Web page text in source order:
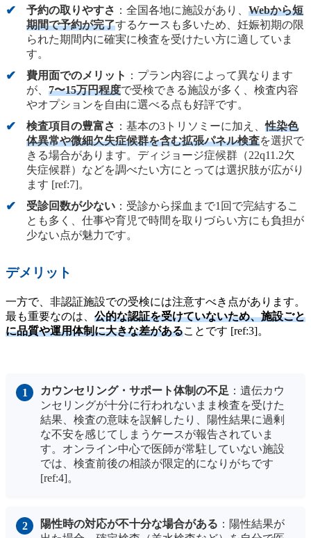
予約の取りやすさ ：全国各地に施設があり、 Webから短
期間で予約が完了するケースも多いため、妊娠初期の限
られた期間内に確実に検査を受けたい方に適していま
す。
費用面でのメリット ：プラン内容によって異なります
が、 7〜15万円程度で受検できる施設が多く、検査内容
やオプションを自由に選べる点も好評です。
検査項目の豊富さ ：基本の3トリソミーに加え、性染色
体異常や微細欠失症候群を含む拡張パネル検査を選択で
きる場合があります。ディジョージ症候群（22q11.2欠
失症候群）などを調べたい方にとっては選択肢が広がり
ます [ref:7]。
受診回数が少ない ：受診から採血まで1回で完結するこ
とも多く、仕事や育児で時間を取りづらい方にも負担が
少ない点が魅力です。
デメリット
一方で、非認証施設での受検には注意すべき点があります。
最も重要なのは、 公的な認証を受けていないため、施設ごと
に品質や運用体制に大きな差があることです [ref:3]。
カウンセリング・サポート体制の不足 ：遺伝カウ
ンセリングが十分に行われないまま検査を受けた
結果、検査の意味を誤解したり、陽性結果に過剰
な不安を感じてしまうケースが報告されていま
す。オンライン中心で医師が常駐していない施設
では、検査前後の相談が限定的になりがちです
[ref:4]。
陽性時の対応が不十分な場合がある ：陽性結果が